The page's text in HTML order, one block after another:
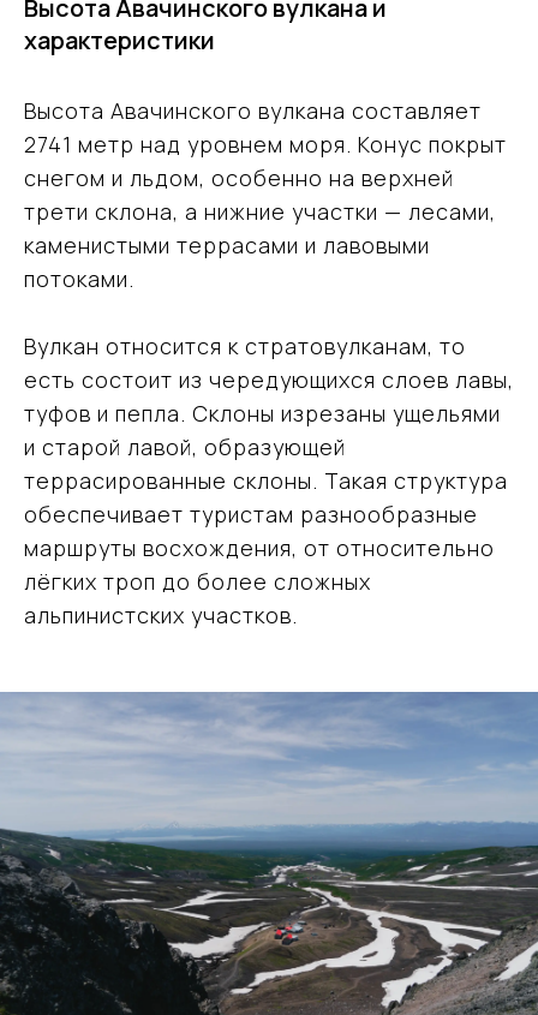
Высота Авачинского вулкана и
характеристики
Высота Авачинского вулкана составляет
2741 метр над уровнем моря. Конус покрыт
снегом и льдом, особенно на верхней
трети склона, а нижние участки — лесами,
каменистыми террасами и лавовыми
потоками.
Вулкан относится к стратовулканам, то
есть состоит из чередующихся слоев лавы,
туфов и пепла. Склоны изрезаны ущельями
и старой лавой, образующей
террасированные склоны. Такая структура
обеспечивает туристам разнообразные
маршруты восхождения, от относительно
лёгких троп до более сложных
альпинистских участков.